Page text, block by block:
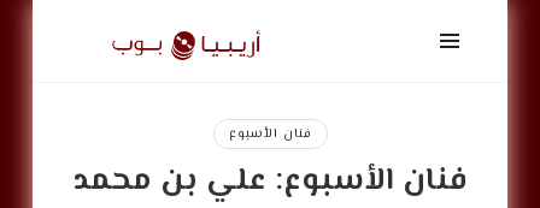
أريبيا
بوب
ArabiaPopفنان الأسبوع
فنان الأسبوع: علي بن محمد